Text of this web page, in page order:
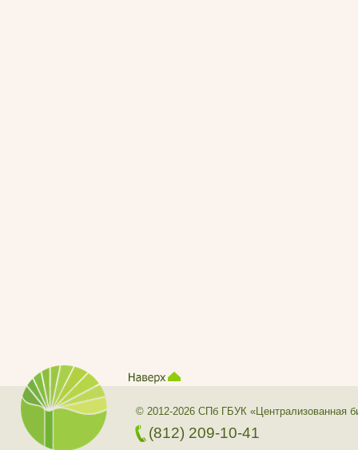
© 2012-2026 СПб ГБУК «Централизованная
(812) 209-10-41